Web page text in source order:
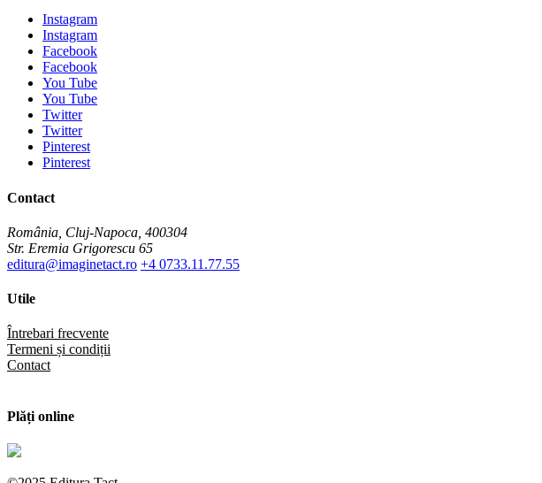
Instagram
Instagram
Facebook
Facebook
You Tube
You Tube
Twitter
Twitter
Pinterest
Pinterest
Contact
România, Cluj-Napoca, 400304
Str. Eremia Grigorescu 65
editura@imaginetact.ro +4 0733.11.77.55
Utile
Întrebari frecvente
Termeni și condiții
Contact
Plăți online